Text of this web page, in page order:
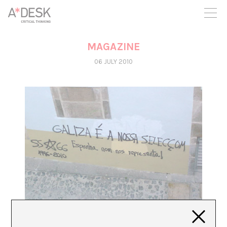
you believe in A*DESK, we need your backing to be able to
continue. You can now participate in the project by supporting
it. You can choose how much you want to contribute to the
You can decide how much you want to bring to the project.
MAGAZINE
06 JULY 2010